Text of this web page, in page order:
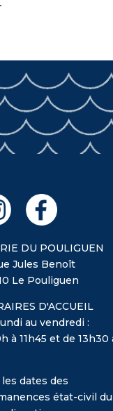
DU POULIGUEN
Jules Benoît
Le Pouliguen
D'ACCUEIL
au vendredi :
à 11h45 et de 13h30
les dates des
état-civil du